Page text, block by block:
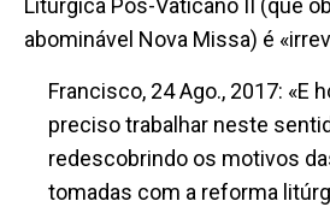
Liturgica Pós-Vaticano II (que
abominável Nova Missa) é
Francisco, 24 Ago., 2017: «E
preciso trabalhar neste
redescobrindo os motivos
tomadas com a reforma